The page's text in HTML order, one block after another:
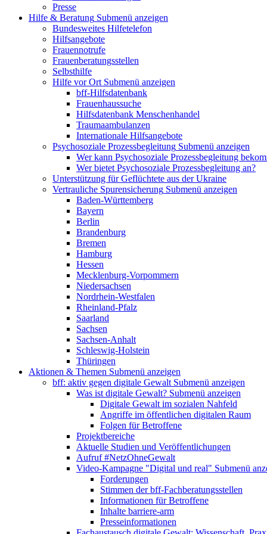
Presse
Hilfe & Beratung Submenü anzeigen
Bundesweites Hilfetelefon
Hilfsangebote
Frauennotrufe
Frauenberatungsstellen
Selbsthilfe
Hilfe vor Ort Submenü anzeigen
bff-Hilfsdatenbank
Frauenhaussuche
Hilfsdatenbank Menschenhandel
Traumaambulanzen
Internationale Hilfsangebote
Psychosoziale Prozessbegleitung Submenü anzeigen
Wer kann Psychosoziale Prozessbegleitung
Wer bietet Psychosoziale Prozessbegleitung an?
Unterstützung für Geflüchtete aus der Ukraine
Vertrauliche Spurensicherung Submenü anzeigen
Baden-Württemberg
Bayern
Berlin
Brandenburg
Bremen
Hamburg
Hessen
Mecklenburg-Vorpommern
Niedersachsen
Nordrhein-Westfalen
Rheinland-Pfalz
Saarland
Sachsen
Sachsen-Anhalt
Schleswig-Holstein
Thüringen
Aktionen & Themen Submenü anzeigen
bff: aktiv gegen digitale Gewalt Submenü anzeigen
Was ist digitale Gewalt? Submenü anzeigen
Digitale Gewalt im sozialen Nahfeld
Angriffe im öffentlichen digitalen Raum
Folgen für Betroffene
Projektbereiche
Aktuelle Studien und Veröffentlichungen
Aufruf #NetzOhneGewalt
Video-Kampagne "Digital und real" Submenü
Forderungen
Stimmen der bff-Fachberatungsstellen
Informationen für Betroffene
Inhalte barriere-arm
Presseinformationen